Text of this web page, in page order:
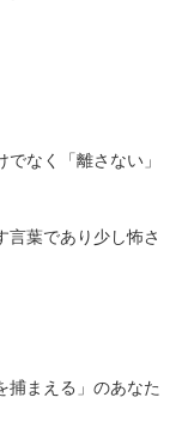
なく「離さない」
言葉であり少し怖さ
捕まえる」のあなた